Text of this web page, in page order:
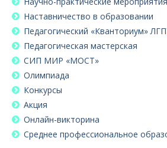
Наставничество в образовании
Педагогический «Кванториум»
Педагогическая мастерская
СИП МИР «МОСТ»
Олимпиада
Конкурсы
Акция
Онлайн-викторина
Среднее профессиональное